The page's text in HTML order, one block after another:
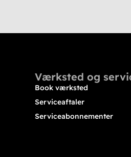
Værksted og
Book værksted
Serviceaftaler
Serviceabonnementer